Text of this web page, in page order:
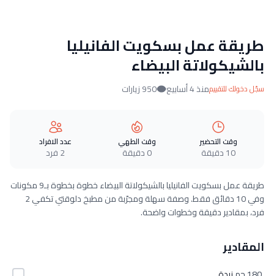
طريقة عمل بسكويت الفانيليا
بالشيكولاتة البيضاء
سجّل دخولك للتقييممنذ 4 أسابيع 950 زيارات
وقت التحضير
10 دقيقة
وقت الطهي
0 دقيقة
عدد الافراد
2 فرد
طريقة عمل بسكويت الفانيليا بالشيكولاتة البيضاء خطوة بخطوة بـ9 مكونات
وفي 10 دقائق فقط. وصفة سهلة ومجرّبة من مطبخ دلوقتي تكفي 2
فرد، بمقادير دقيقة وخطوات واضحة.
المقادير